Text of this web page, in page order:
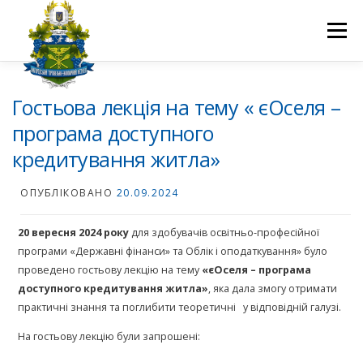
Меню
ПРО НАС
Гостьова лекція на тему « єОселя –
програма доступного
кредитування житла»
ОПУБЛІКОВАНО 20.09.2024
20 вересня 2024 року для здобувачів освітньо-професійної
програми «Державні фінанси» та Облік і оподаткування» було
проведено гостьову лекцію на тему «єОселя – програма
доступного кредитування житла», яка дала змогу отримати
практичні знання та поглибити теоретичні у відповідній галузі.
На гостьову лекцію були запрошені: